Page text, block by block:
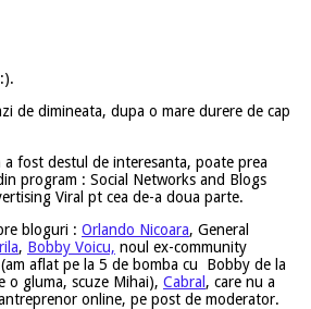
de dimineata, dupa o mare durere de cap
fost destul de interesanta, poate prea
program : Social Networks and Blogs
Viral pt cea de-a doua parte.
bloguri : Orlando Nicoara, General
, Bobby Voicu, noul ex-community
aflat pe la 5 de bomba cu Bobby de la
o gluma, scuze Mihai), Cabral , care nu a
online, pe post de moderator.